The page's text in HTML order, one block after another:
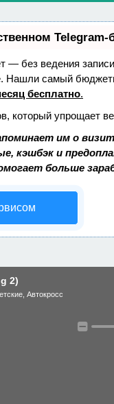
Telegram-
— без ведения
Нашли самый
бесплатно.
который упрощает
им о
кэшбэк и
больше
2)
Автокросс